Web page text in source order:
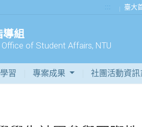
::: 臺大
導組
of Student Affairs, NTU
習 專案成果 社團活動資訊